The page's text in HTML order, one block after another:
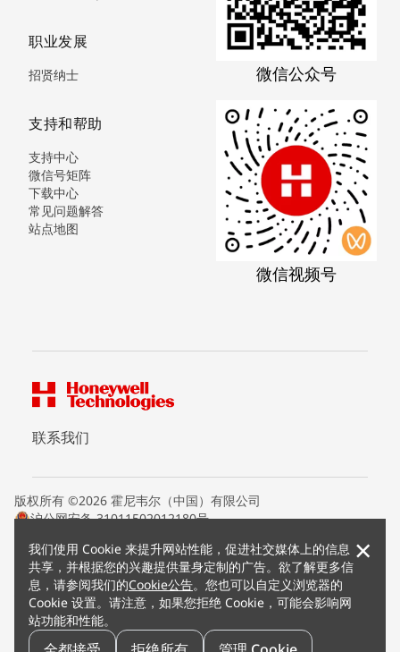
我们使用 Cookie 来提升网站性能，促进社交媒体上的信息
共享，并根据您的兴趣提供量身定制的广告。欲了解更多信
息，请参阅我们的Cookie公告。您也可以自定义浏览器的
Cookie 设置。请注意，如果您拒绝 Cookie，可能会影响网
站功能和性能。
×
职业发展
招贤纳士
支持和帮助
支持中心
微信号矩阵
下载中心
常见问题解答
站点地图
微信公众号
微信视频号
联系我们
版权所有 ©2026 霍尼韦尔（中国）有限公司
沪公网安备 31011502012180号
条款条约
隐私声明
您的隐私选项
霍尼韦尔科技Cookie通知
退订
漏洞报告